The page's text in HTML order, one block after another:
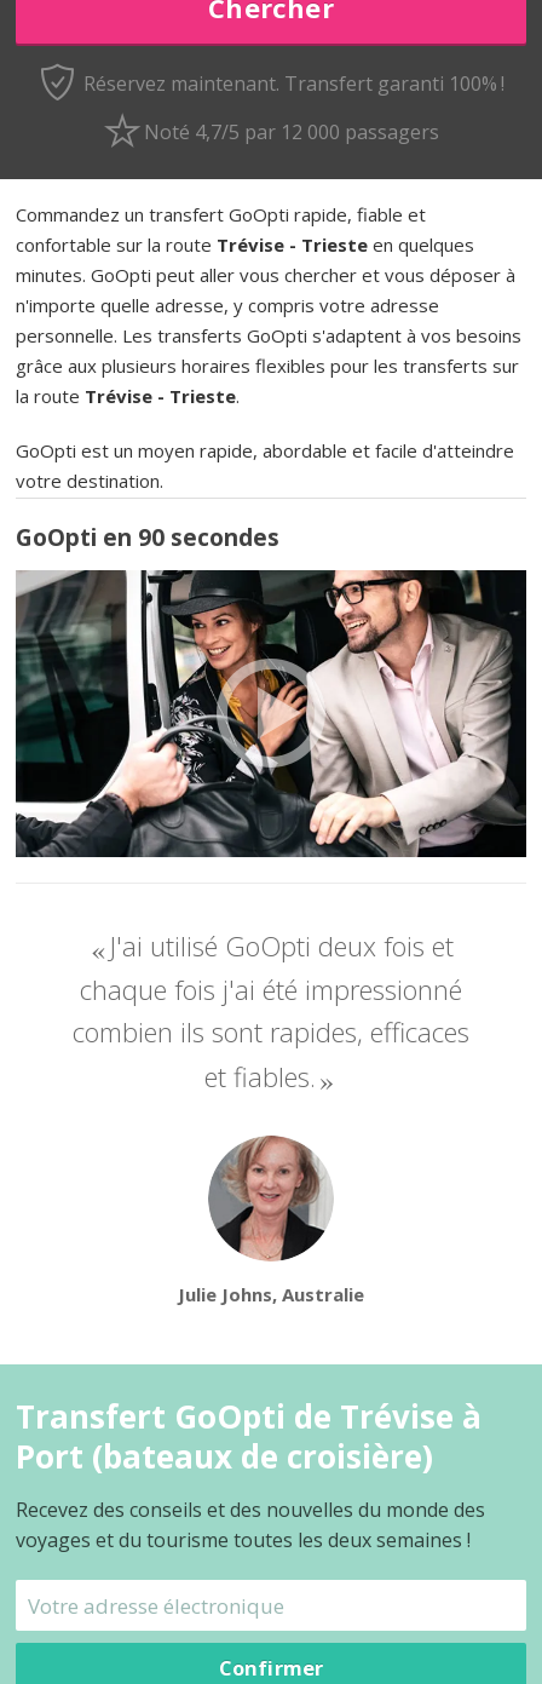
Réservez maintenant. Transfert garanti 100% !
Noté 4,7/5 par 12 000 passagers
Commandez un transfert GoOpti rapide, fiable et
confortable sur la route Trévise - Trieste en quelques
minutes. GoOpti peut aller vous chercher et vous déposer à
n'importe quelle adresse, y compris votre adresse
personnelle. Les transferts GoOpti s'adaptent à vos besoins
grâce aux plusieurs horaires flexibles pour les transferts sur
la route Trévise - Trieste.
GoOpti est un moyen rapide, abordable et facile d'atteindre
votre destination.
GoOpti en 90 secondes
J'ai utilisé GoOpti deux fois et
chaque fois j'ai été impressionné
combien ils sont rapides, efficaces
et fiables.
Julie Johns, Australie
Transfert GoOpti de Trévise à
Port (bateaux de croisière)
Recevez des conseils et des nouvelles du monde des
voyages et du tourisme toutes les deux semaines !
Confirmer